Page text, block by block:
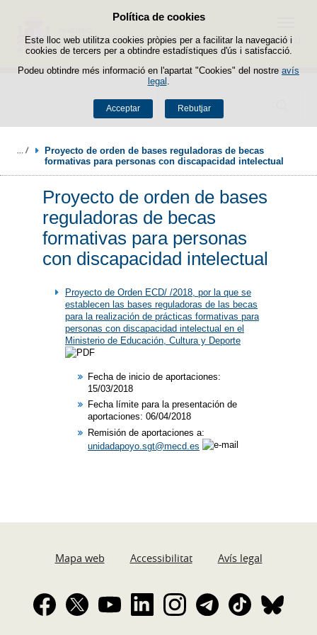
Política de cookies
Este lloc web utilitza cookies pròpies per a facilitar la navegació i
cookies de tercers per a obtindre estadístiques d'ús i satisfacció.
Podeu obtindre més informació en l'apartat "Cookies" del nostre avís
legal
Acceptar Rebutjar
Passar al contingut
Buscador
Menú
Proyecto de orden de bases reguladoras de becas
formativas para personas con discapacidad intelectual
Proyecto de orden de bases
reguladoras de becas
formativas para personas
con discapacidad intelectual
Proyecto de Orden ECD/ /2018, por la que se
establecen las bases reguladoras de las becas
para la realización de prácticas formativas para
personas con discapacidad intelectual en el
Ministerio de Educación, Cultura y Deporte
Fecha de inicio de aportaciones:
15/03/2018​
Fecha límite para la presentación de
aportaciones: 06/04/2018
Remisión de aportaciones a:
unidadapoyo.sgt@mecd.es
Mapa web Accessibilitat Avís legal